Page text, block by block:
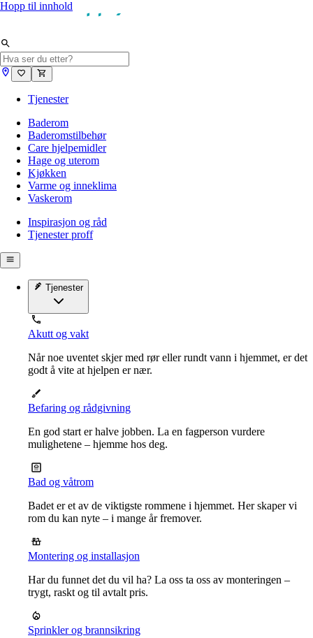
Hopp til innhold
Tjenester
Baderom
Baderomstilbehør
Care hjelpemidler
Hage og uterom
Kjøkken
Varme og inneklima
Vaskerom
Inspirasjon og råd
Tjenester proff
Tjenester
Akutt og vakt
Når noe uventet skjer med rør eller rundt vann i hjemmet, er det
godt å vite at hjelpen er nær.
Befaring og rådgivning
En god start er halve jobben. La en fagperson vurdere
mulighetene – hjemme hos deg.
Bad og våtrom
Badet er et av de viktigste rommene i hjemmet. Her skaper vi
rom du kan nyte – i mange år fremover.
Montering og installasjon
Har du funnet det du vil ha? La oss ta oss av monteringen –
trygt, raskt og til avtalt pris.
Sprinkler og brannsikring